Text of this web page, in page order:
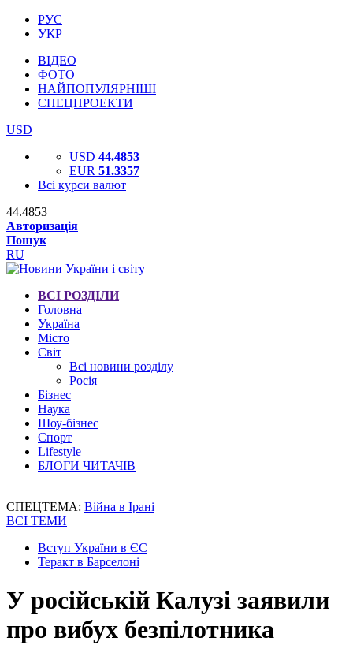
РУС
УКР
ВІДЕО
ФОТО
НАЙПОПУЛЯРНІШІ
СПЕЦПРОЕКТИ
USD
USD 44.4853
EUR 51.3357
Всі курси валют
44.4853
Авторизація
Пошук
RU
ВСІ РОЗДІЛИ
Головна
Україна
Місто
Світ
Всі новини розділу
Росія
Бізнес
Наука
Шоу-бізнес
Спорт
Lifestyle
БЛОГИ ЧИТАЧІВ
СПЕЦТЕМА: Війна в Ірані
ВСІ ТЕМИ
Вступ України в ЄС
Теракт в Барселоні
У російській Калузі заявили
про вибух безпілотника